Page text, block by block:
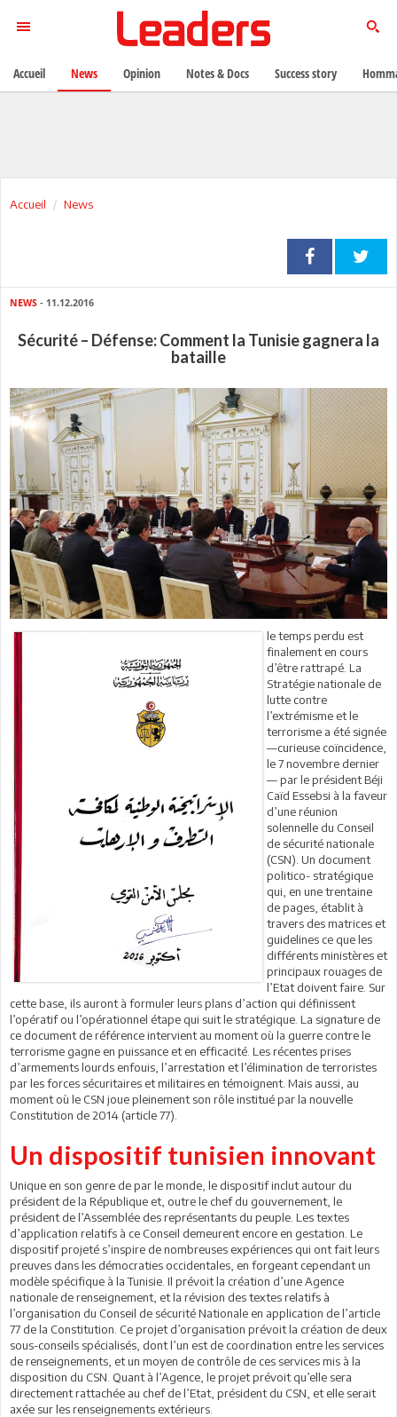
Accueil News
NEWS - 11.12.2016
Sécurité – Défense: Comment la Tunisie gagnera la
bataille
le temps perdu est
finalement en cours
d’être rattrapé. La
Stratégie nationale de
lutte contre
l’extrémisme et le
terrorisme a été signée
—curieuse coïncidence,
le 7 novembre dernier
— par le président Béji
Caïd Essebsi à la faveur
d’une réunion
solennelle du Conseil
de sécurité nationale
(CSN). Un document
politico- stratégique
qui, en une trentaine
de pages, établit à
travers des matrices et
guidelines ce que les
différents ministères et
principaux rouages de
l’Etat doivent faire. Sur
cette base, ils auront à formuler leurs plans d’action qui définissent
l’opératif ou l’opérationnel étape qui suit le stratégique. La signature de
ce document de référence intervient au moment où la guerre contre le
terrorisme gagne en puissance et en efficacité. Les récentes prises
d’armements lourds enfouis, l’arrestation et l’élimination de terroristes
par les forces sécuritaires et militaires en témoignent. Mais aussi, au
moment où le CSN joue pleinement son rôle institué par la nouvelle
Constitution de 2014 (article 77).
Un dispositif tunisien innovant
Unique en son genre de par le monde, le dispositif inclut autour du
président de la République et, outre le chef du gouvernement, le
président de l’Assemblée des représentants du peuple. Les textes
d’application relatifs à ce Conseil demeurent encore en gestation. Le
dispositif projeté s’inspire de nombreuses expériences qui ont fait leurs
preuves dans les démocraties occidentales, en forgeant cependant un
modèle spécifique à la Tunisie. Il prévoit la création d’une Agence
nationale de renseignement, et la révision des textes relatifs à
l’organisation du Conseil de sécurité Nationale en application de l’article
77 de la Constitution. Ce projet d’organisation prévoit la création de deux
sous-conseils spécialisés, dont l’un est de coordination entre les services
de renseignements, et un moyen de contrôle de ces services mis à la
disposition du CSN. Quant à l’Agence, le projet prévoit qu’elle sera
directement rattachée au chef de l’Etat, président du CSN, et elle serait
axée sur les renseignements extérieurs.
Accueil News Opinion Notes & Docs Success story